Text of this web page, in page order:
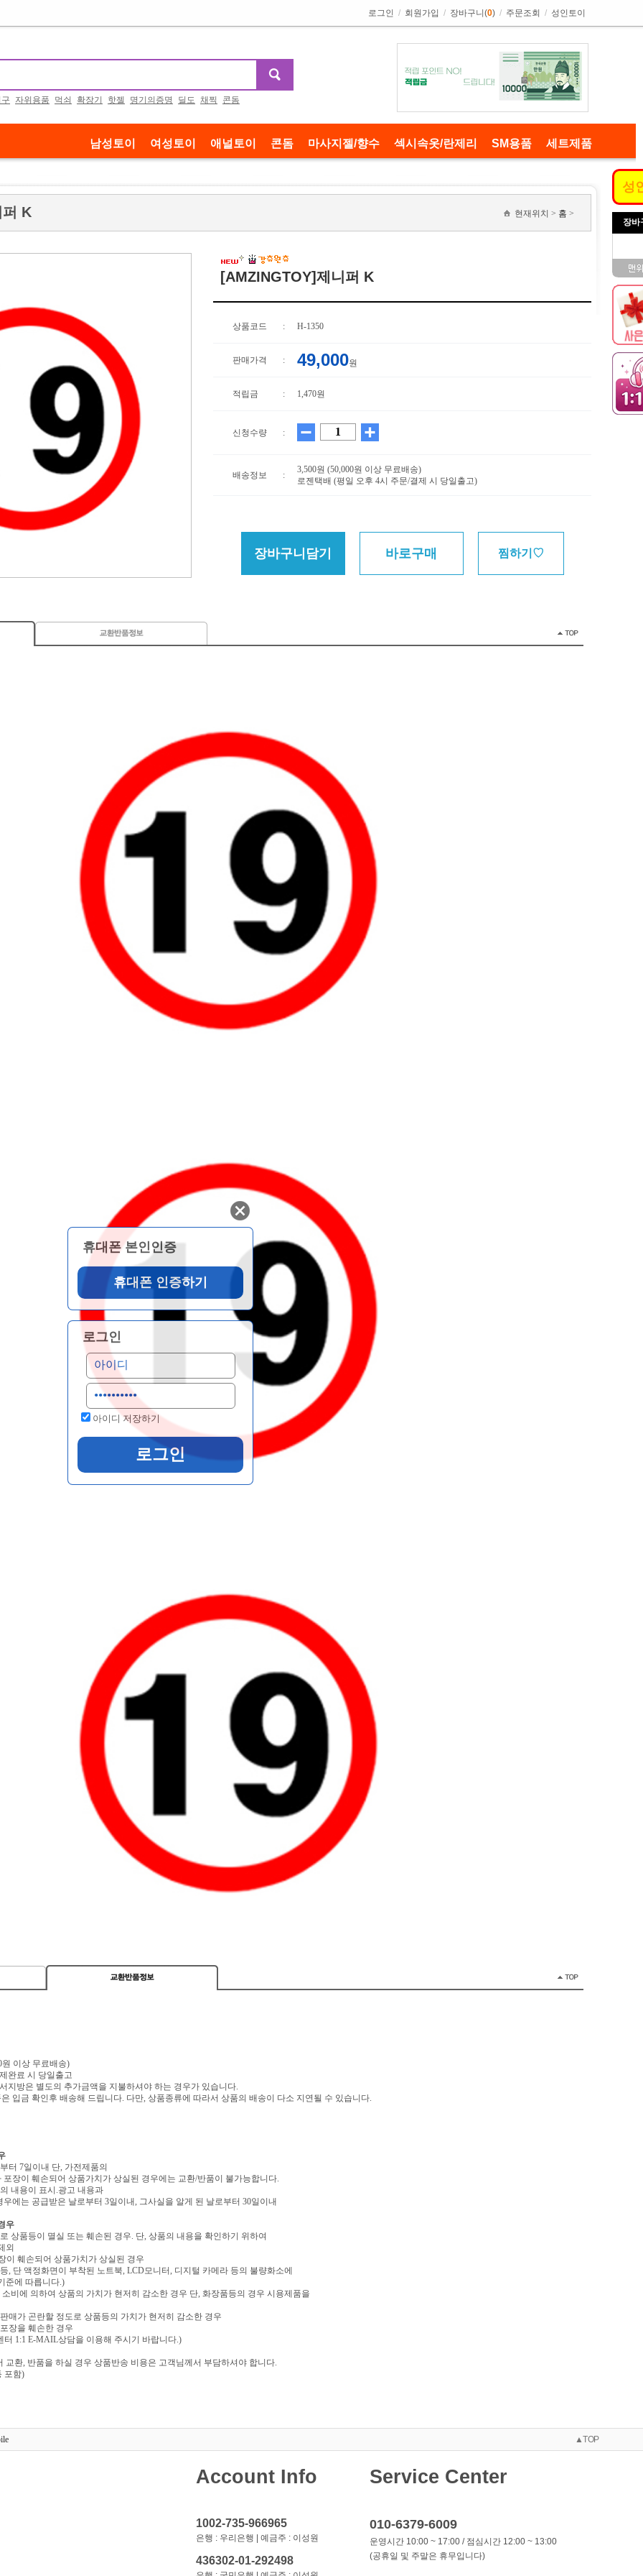
휴대폰 본인인증
로그인
아이디 저장하기
로그인 / 회원가입 / 장바구니(0) / 주문조회 / 성인토이
자위용품 먹쇠 확장기 핫젤 명기의증명 딜도 채찍 콘돔
남성토이 여성토이 애널토이 콘돔 마사지젤/향수 섹시속옷/란제리 SM용품 세트제품
K 현재위치 > 홈 >
[AMZINGTOY]제니퍼 K
상품코드 : H-1350
판매가격 : 49,000원
적립금 : 1,470원
신청수량 :
배송정보 :
3,500원 (50,000원 이상 무료배송)
로젠택배 (평일 오후 4시 주문/결제 시 당일출고)
원 이상 무료배송)
완료 시 당일출고
지방은 별도의 추가금액을 지불하셔야 하는 경우가 있습니다.
입금 확인후 배송해 드립니다. 다만, 상품종류에 따라서 상품의 배송이 다소 지연될 수 있습니다.
터 7일이내 단, 가전제품의
장이 훼손되어 상품가치가 상실된 경우에는 교환/반품이 불가능합니다.
내용이 표시.광고 내용과
에는 공급받은 날로부터 3일이내, 그사실을 알게 된 날로부터 30일이내
우
상품등이 멸실 또는 훼손된 경우. 단, 상품의 내용을 확인하기 위하여
외
이 훼손되어 상품가치가 상실된 경우
, 단 액정화면이 부착된 노트북, LCD모니터, 디지털 카메라 등의 불량화소에
준에 따릅니다.)
비에 의하여 상품의 가치가 현저히 감소한 경우 단, 화장품등의 경우 시용제품을
매가 곤란할 정도로 상품등의 가치가 현저히 감소한 경우
장을 훼손한 경우
터 1:1 E-MAIL상담을 이용해 주시기 바랍니다.)
환, 반품을 하실 경우 상품반송 비용은 고객님께서 부담하셔야 합니다.
포함)
▲TOP
Account Info
1002-735-966965
은행 : 우리은행 | 예금주 : 이성원
436302-01-292498
Service Center
010-6379-6009
운영시간 10:00 ~ 17:00 / 점심시간 12:00 ~ 13:00
(공휴일 및 주말은 휴무입니다)
성
장바